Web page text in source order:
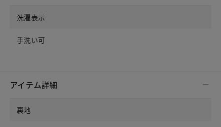
洗濯表示
手洗い可
アイテム詳細
裏地